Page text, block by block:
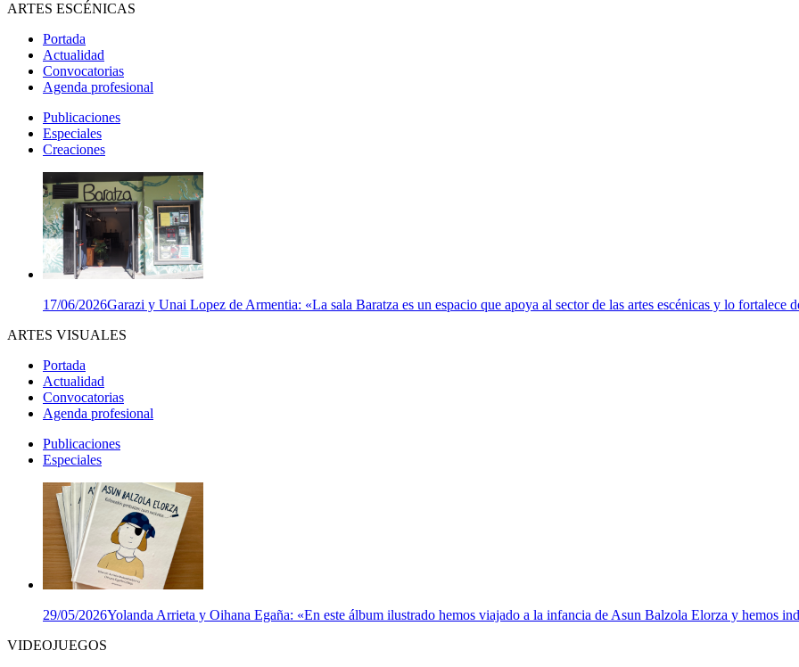
ARTES ESCÉNICAS
Portada
Actualidad
Convocatorias
Agenda profesional
Publicaciones
Especiales
Creaciones
17/06/2026Garazi y Unai Lopez de Armentia: «La sala Baratza es un espacio que apoya al sector de las artes escénicas y lo fortalece
ARTES VISUALES
Portada
Actualidad
Convocatorias
Agenda profesional
Publicaciones
Especiales
29/05/2026Yolanda Arrieta y Oihana Egaña: «En este álbum ilustrado hemos viajado a la infancia de Asun Balzola Elorza y hemos
VIDEOJUEGOS